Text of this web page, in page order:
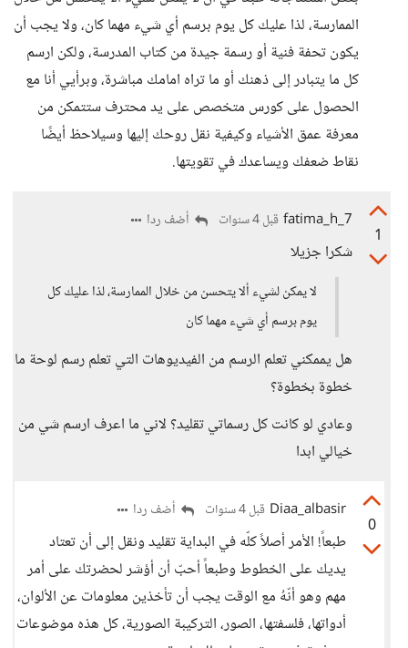
الممارسة، لذا عليك كل يوم برسم أي شيء مهما كان، ولا يجب أن
يكون تحفة فنية أو رسمة جيدة من كتاب المدرسة، ولكن ارسم
كل ما يتبادر إلى ذهنك أو ما تراه امامك مباشرة، وبرأيي أنا مع
الحصول على كورس متخصص على يد محترف ستتمكن من
معرفة عمق الأشياء وكيفية نقل روحك إليها وسيلاحظ أيضًا
نقاط ضعفك ويساعدك في تقويتها.
1
7_fatima_h قبل 4 سنوات أضف ردا
شكرا جزيلا
لا يمكن لشيء ألا يتحسن من خلال الممارسة، لذا عليك كل
يوم برسم أي شيء مهما كان
هل يممكني تعلم الرسم من الفيديوهات التي تعلم رسم لوحة ما
خطوة بخطوة؟
وعادي لو كانت كل رسماتي تقليد؟ لاني ما اعرف ارسم شي من
خيالي ابدا
0
Diaa_albasir قبل 4 سنوات أضف ردا
طبعاً! الأمر أصلاً كلّه في البداية تقليد ونقل إلى أن تعتاد
يديك على الخطوط وطبعاً أحبّ أن أؤشر لحضرتك على أمر
مهم وهو أنّهُ مع الوقت يجب أن تأخذين معلومات عن الألوان،
أدواتها، فلسفتها، الصور، التركيبة الصورية، كل هذه موضوعات